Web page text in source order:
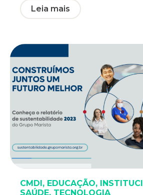
Leia mais
CMDI, EDUCAÇÃO,
SAÚDE, TECNOLOGIA